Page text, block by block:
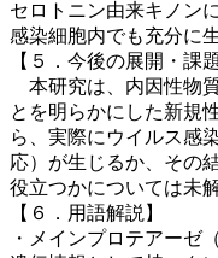
セロトニン由来キノン
感染細胞内でも充分に
【５．今後の展開・課題
本研究は、内因性物
とを明らかにした新規
ら、実際にウイルス感
応）が生じるか、その
役立つかについては未
【６．用語解説】
・メインプロテアーゼ